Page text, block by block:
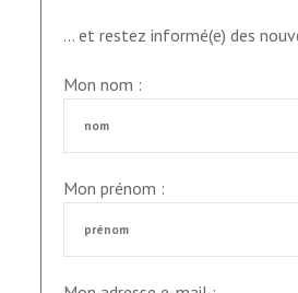
… et restez informé(e) des
Mon nom :
Mon prénom :